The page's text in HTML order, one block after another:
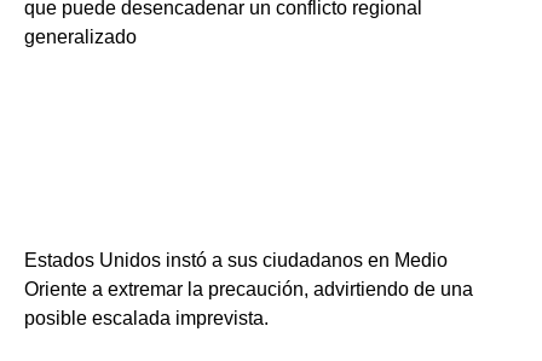
Estados Unidos instó a sus ciudadanos en Medio
Oriente a extremar la precaución, advirtiendo de una
posible escalada imprevista.